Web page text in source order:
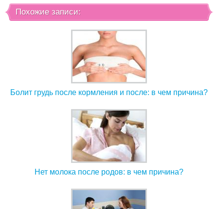
Похожие записи:
Болит грудь после кормления и после: в чем причина?
Нет молока после родов: в чем причина?